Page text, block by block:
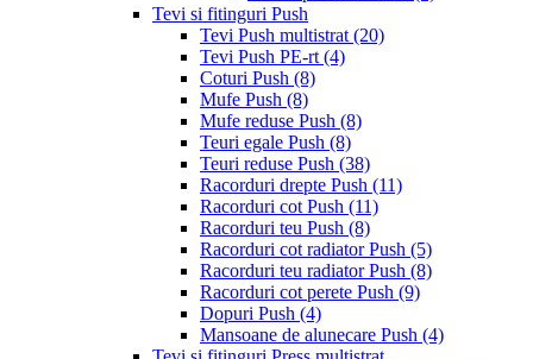
Tevi si fitinguri Push
Tevi Push multistrat (20)
Tevi Push PE-rt (4)
Coturi Push (8)
Mufe Push (8)
Mufe reduse Push (8)
Teuri egale Push (8)
Teuri reduse Push (38)
Racorduri drepte Push (11)
Racorduri cot Push (11)
Racorduri teu Push (8)
Racorduri cot radiator Push (5)
Racorduri teu radiator Push (8)
Racorduri cot perete Push (9)
Dopuri Push (4)
Mansoane de alunecare Push (4)